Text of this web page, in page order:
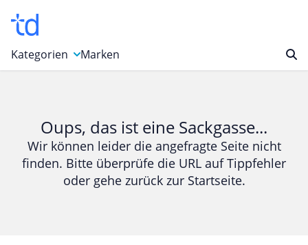
Kategorien
Bücher & Magazine
Computer & Elektronik
Entertainment & Media
Marken
Oups, das ist eine Sackgasse...
Wir können leider die angefragte Seite nicht
finden. Bitte überprüfe die URL auf Tippfehler
oder gehe zurück zur Startseite.